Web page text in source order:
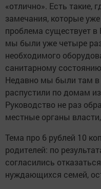
«отлично». Есть такие,
замечания, которые
проблема существует
мы были уже четыре
необходимого
санитарному
Недавно мы были там в
распустили по домам
Руководство не раз
местные органы
Тема про 6 рублей 10
родителей: по
согласились
нуждающихся семей,